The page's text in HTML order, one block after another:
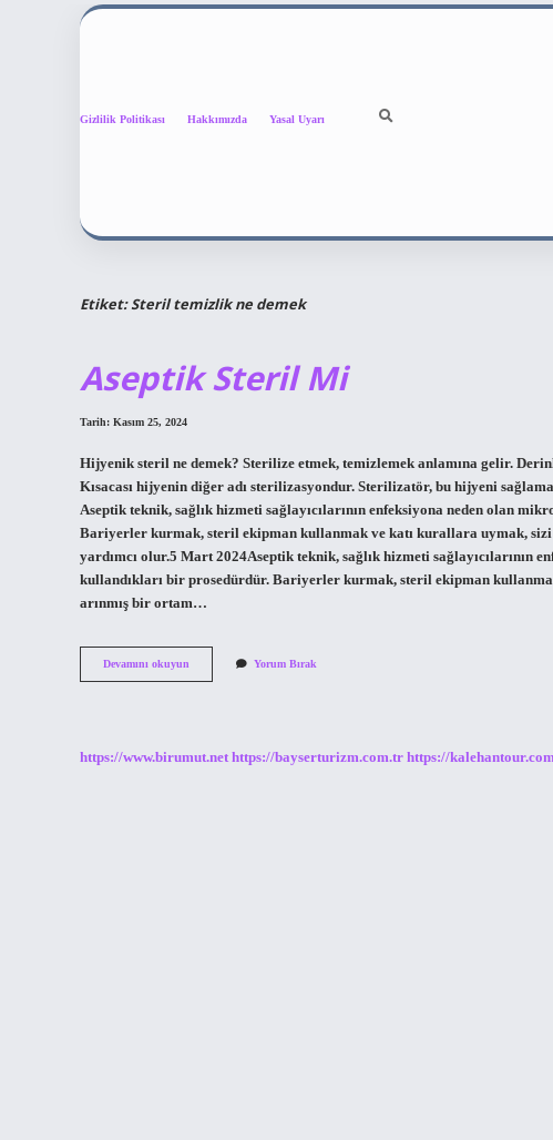
Gizlilik Politikası Hakkımızda Yasal Uyarı
Etiket:Steril temizlik ne demek
Aseptik Steril Mi
Tarih: Kasım 25, 2024
Hijyenik steril ne demek? Sterilize etmek, temizlemek anlamına gelir.
Kısacası hijyenin diğer adı sterilizasyondur. Sterilizatör, bu hijyeni
Aseptik teknik, sağlık hizmeti sağlayıcılarının enfeksiyona neden olan
Bariyerler kurmak, steril ekipman kullanmak ve katı kurallara uymak,
yardımcı olur.5 Mart 2024Aseptik teknik, sağlık hizmeti sağlayıcılarının
kullandıkları bir prosedürdür. Bariyerler kurmak, steril ekipman
arınmış bir ortam…
Devamını okuyun
Steril
Yorum Bırak
https://www.birumut.net https://bayserturizm.com.tr https://